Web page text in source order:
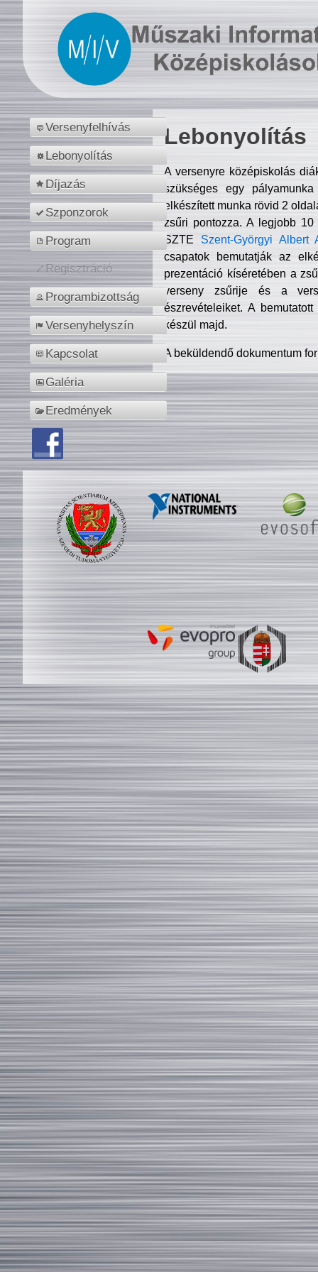
Versenyfelhívás
Lebonyolítás
Díjazás
Szponzorok
Program
Regisztráció
Programbizottság
Versenyhelyszín
Kapcsolat
Galéria
Eredmények
Lebonyolítás
A versenyre középiskolás
szükséges egy
elkészített munka rövid 2
zsűri pontozza. A legjobb
SZTE Szent-Györgyi Albert
csapatok bemutatják az
prezentáció kíséretében a
verseny zsűrije és a
észrevételeiket. A
készül majd.
A beküldendő dokumentum